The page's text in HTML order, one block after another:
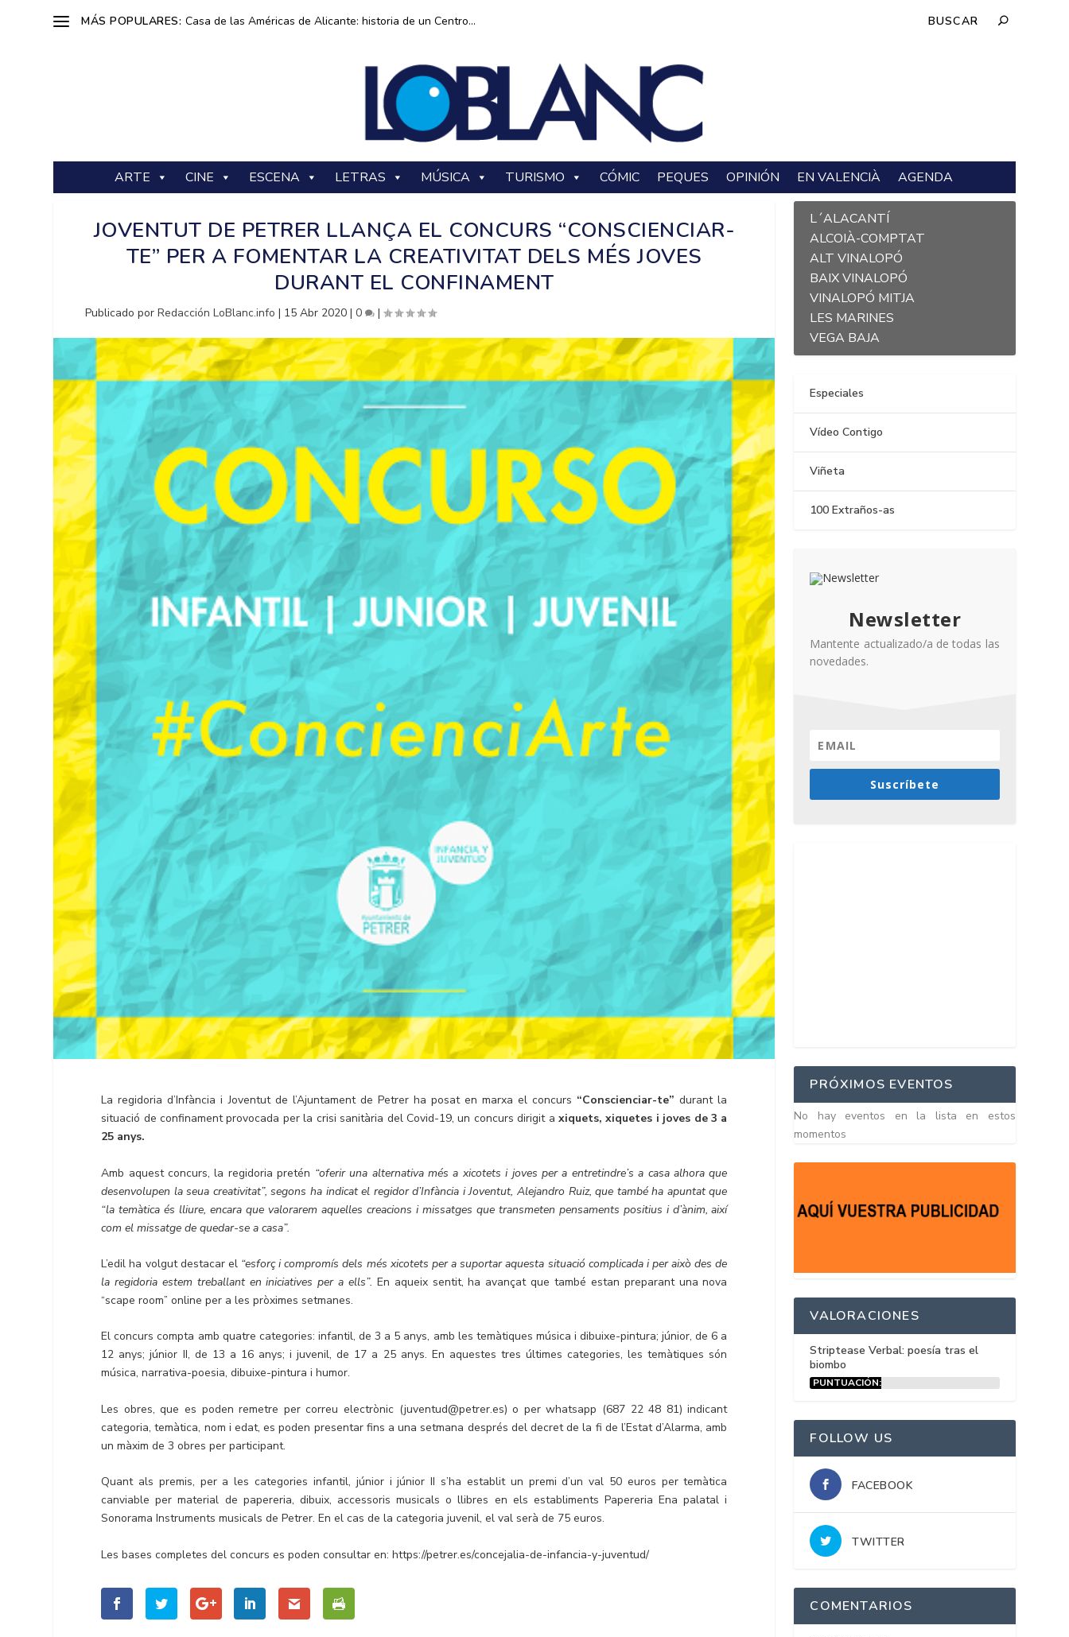
MÁS POPULARES: Casa de las Américas de Alicante: historia de un Centro...
ARTE CINE ESCENA LETRAS MÚSICA TURISMO CÓMIC PEQUES OPINIÓN EN VALENCIÀ AGENDA
JOVENTUT DE PETRER LLANÇA EL CONCURS “CONSCIENCIAR-
TE” PER A FOMENTAR LA CREATIVITAT DELS MÉS JOVES
DURANT EL CONFINAMENT
Publicado porRedacción LoBlanc.info | 15 Abr 2020 |0 |
La regidoria d’Infància i Joventut de l’Ajuntament de Petrer ha posat en marxa el concurs “Conscienciar-te” durant la
situació de confinament provocada per la crisi sanitària del Covid-19, un concurs dirigit a xiquets, xiquetes i joves de 3 a
25 anys.
Amb aquest concurs, la regidoria pretén “oferir una alternativa més a xicotets i joves per a entretindre’s a casa alhora que
desenvolupen la seua creativitat”, segons ha indicat el regidor d’Infància i Joventut, Alejandro Ruiz, que també ha apuntat que
“la temàtica és lliure, encara que valorarem aquelles creacions i missatges que transmeten pensaments positius i d’ànim, així
com el missatge de quedar-se a casa”.
L’edil ha volgut destacar el “esforç i compromís dels més xicotets per a suportar aquesta situació complicada i per això des de
la regidoria estem treballant en iniciatives per a ells”. En aqueix sentit, ha avançat que també estan preparant una nova
“scape room” online per a les pròximes setmanes.
El concurs compta amb quatre categories: infantil, de 3 a 5 anys, amb les temàtiques música i dibuixe-pintura; júnior, de 6 a
12 anys; júnior II, de 13 a 16 anys; i juvenil, de 17 a 25 anys. En aquestes tres últimes categories, les temàtiques són
música, narrativa-poesia, dibuixe-pintura i humor.
Les obres, que es poden remetre per correu electrònic (juventud@petrer.es) o per whatsapp (687 22 48 81) indicant
categoria, temàtica, nom i edat, es poden presentar fins a una setmana després del decret de la fi de l’Estat d’Alarma, amb
un màxim de 3 obres per participant.
Quant als premis, per a les categories infantil, júnior i júnior II s’ha establit un premi d’un val 50 euros per temàtica
canviable per material de papereria, dibuix, accessoris musicals o llibres en els establiments Papereria Ena palatal i
Sonorama Instruments musicals de Petrer. En el cas de la categoria juvenil, el val serà de 75 euros.
Les bases completes del concurs es poden consultar en: https://petrer.es/concejalia-de-infancia-y-juventud/
L´ALACANTÍ
ALCOIÀ-COMPTAT
ALT VINALOPÓ
BAIX VINALOPÓ
VINALOPÓ MITJA
LES MARINES
VEGA BAJA
Especiales
Vídeo Contigo
Viñeta
100 Extraños-as
Newsletter
Mantente actualizado/a de todas las
novedades.
Suscríbete
PRÓXIMOS EVENTOS
No hay eventos en la lista en estos
momentos
VALORACIONES
Striptease Verbal: poesía tras el
biombo
PUNTUACIÓN:
FOLLOW US
FACEBOOK
TWITTER
COMENTARIOS